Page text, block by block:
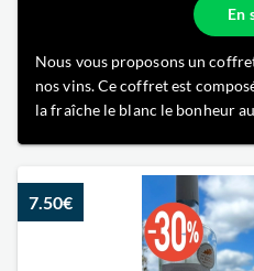
En
Nous vous proposons un
nos vins. Ce coffret est
la fraîche le blanc le bonheur
7.50€